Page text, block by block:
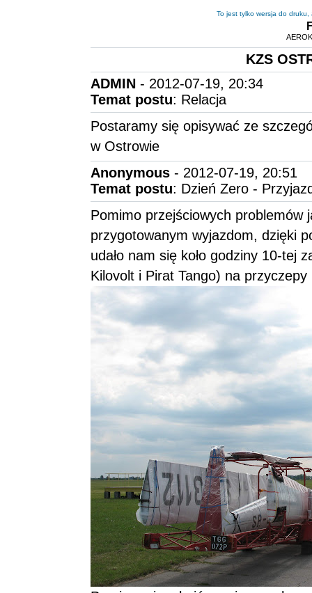
To jest tylko wersja do druku,
KZS
ADMIN - 2012-07-19, 20:34
Temat postu: Relacja
Postaramy się opisywać ze
w Ostrowie
Anonymous - 2012-07-19, 20:51
Temat postu: Dzień Zero -
Pomimo przejściowych problemów
przygotowanym wyjazdom, dzięki
udało nam się koło godziny 10-tej
Kilovolt i Pirat Tango) na